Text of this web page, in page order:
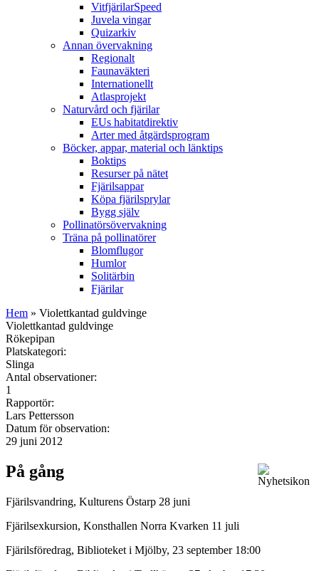
VitfjärilarSpeed
Juvela vingar
Quizarkiv
Annan övervakning
Regionalt
Faunaväkteri
Internationellt
Atlasprojekt
Naturvård och fjärilar
EUs habitatdirektiv
Arter med åtgärdsprogram
Böcker, appar, material och länktips
Boktips
Resurser på nätet
Fjärilsappar
Köpa fjärilsprylar
Bygg själv
Pollinatörsövervakning
Träna på pollinatörer
Blomflugor
Humlor
Solitärbin
Fjärilar
Hem » Violettkantad guldvinge
Violettkantad guldvinge
Rökepipan
Platskategori:
Slinga
Antal observationer:
1
Rapportör:
Lars Pettersson
Datum för observation:
29 juni 2012
På gång
Fjärilsvandring, Kulturens Östarp 28 juni
Fjärilsexkursion, Konsthallen Norra Kvarken 11 juli
Fjärilsföredrag, Biblioteket i Mjölby, 23 september 18:00